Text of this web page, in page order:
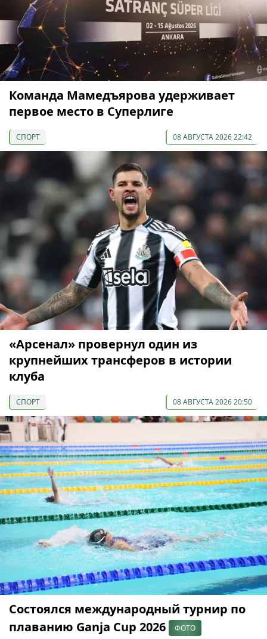
Команда Мамедъярова удерживает
первое место в Суперлиге
СПОРТ 08 АВГУСТА 2026 22:42
«Арсенал» провернул один из
крупнейших трансферов в истории
клуба
СПОРТ 08 АВГУСТА 2026 20:50
Состоялся международный турнир по
плаванию Ganja Cup 2026
ФОТО